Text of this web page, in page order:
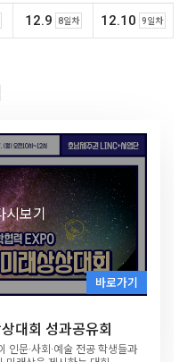
12.9 8일차 12.10 9일차
선도대학(LINC+)
시보기
선도대학(LINC+)
시보기
바로가기
업 특강
변화를 더하다(Ⅰ)
변화를 더하다(Ⅱ)
시보기
바로가기
대회 성과공유회
인문·사회·예술 전공 학생들과
시보기
바로가기
인 대담 진행
시보기
바로가기
텐츠 경진대회
통한 학생들의 창의적 역량 강
시보기
바로가기
하는 직무역량 관련하여 산업